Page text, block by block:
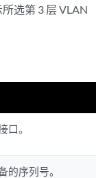
选第 3 层 VLAN
口。
的序列号。